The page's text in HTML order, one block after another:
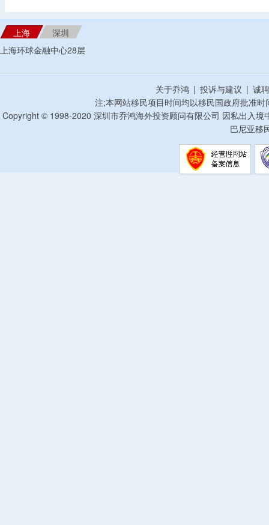
上海
深圳
上海环球金融中心28层
关于乔鸿 | 投诉与建议 | 诚
注;本网站移民项目时间均以移民国政府批准
Copyright © 1998-2020 深圳市乔鸿海外投资顾问有限公司 因私出入
巴尼亚移